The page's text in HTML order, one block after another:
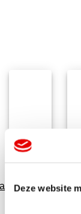
Deze website